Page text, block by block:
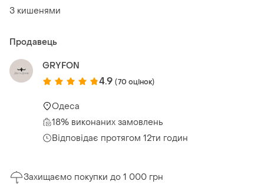
З кишенями
Продавець
GRYFON
4.9 (70 оцінок)
Одеса
18% виконаних замовлень
Відповідає протягом 12ти годин
Захищаємо покупки до 1 000 грн